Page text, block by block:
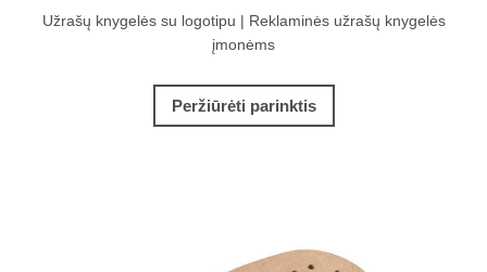
Užrašų knygelės su logotipu | Reklaminės užrašų knygelės
įmonėms
Peržiūrėti parinktis